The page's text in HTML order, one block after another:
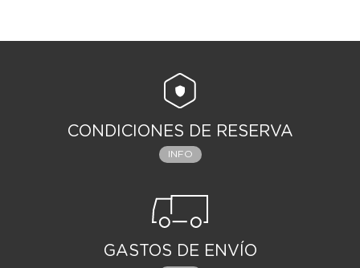
CONDICIONES DE RESERVA
INFO
GASTOS DE ENVÍO